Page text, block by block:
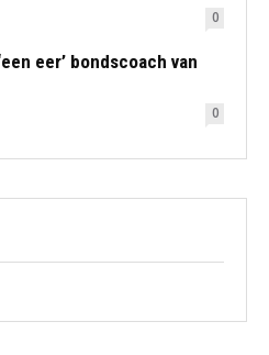
0
eer’ bondscoach van
0